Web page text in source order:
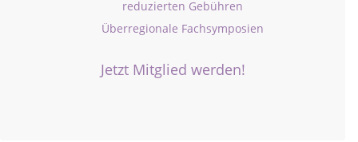
reduzierten Gebühren
Überregionale Fachsymposien
Jetzt Mitglied werden!